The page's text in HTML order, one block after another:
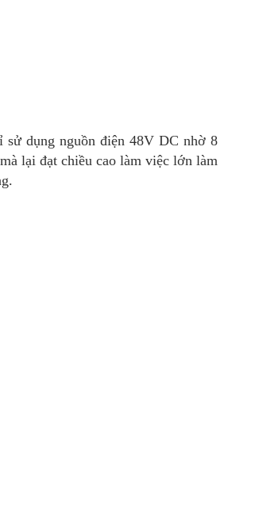
sử dụng nguồn điện 48V DC nhờ 8
lại đạt chiều cao làm việc lớn làm